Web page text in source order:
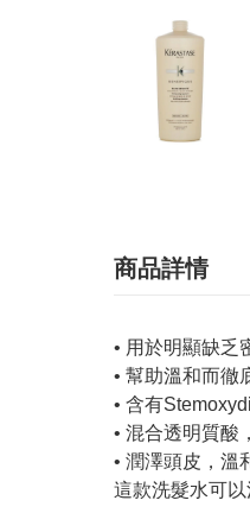
商品詳情
• 用於明顯缺乏
• 幫助溫和而徹
• 含有
• 混合透明質酸
• 潤澤頭皮，溫
這款洗髮水可